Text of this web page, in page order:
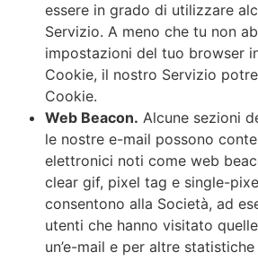
essere in grado di utilizzare
Servizio. A meno che tu non
impostazioni del tuo browser
Cookie, il nostro Servizio
Cookie.
Web Beacon. Alcune sezioni
le nostre e-mail possono
elettronici noti come web
clear gif, pixel tag e single-
consentono alla Società, ad
utenti che hanno visitato
un’e-mail e per altre